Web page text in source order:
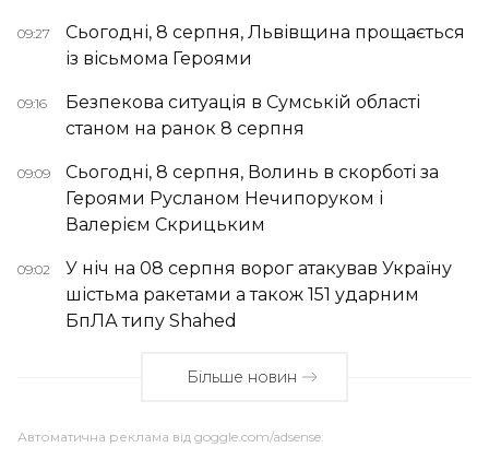
09:27
Сьогодні, 8 серпня, Львівщина прощається
із вісьмома Героями
09:16
Безпекова ситуація в Сумській області
станом на ранок 8 серпня
09:09
Сьогодні, 8 серпня, Волинь в скорботі за
Героями Русланом Нечипоруком і
Валерієм Скрицьким
09:02
У ніч на 08 серпня ворог атакував Україну
шістьма ракетами а також 151 ударним
БпЛА типу Shahed
Більше новин
Автоматична реклама від goggle.com/adsense: